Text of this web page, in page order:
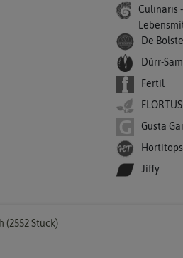
(2552 Stück)
Culinaris
De
Dürr-
Fertil
FLORTUS
Gusta
Hortitops
Jiffy
© Copyright 2003 - 2026 Chilihaus | Alle